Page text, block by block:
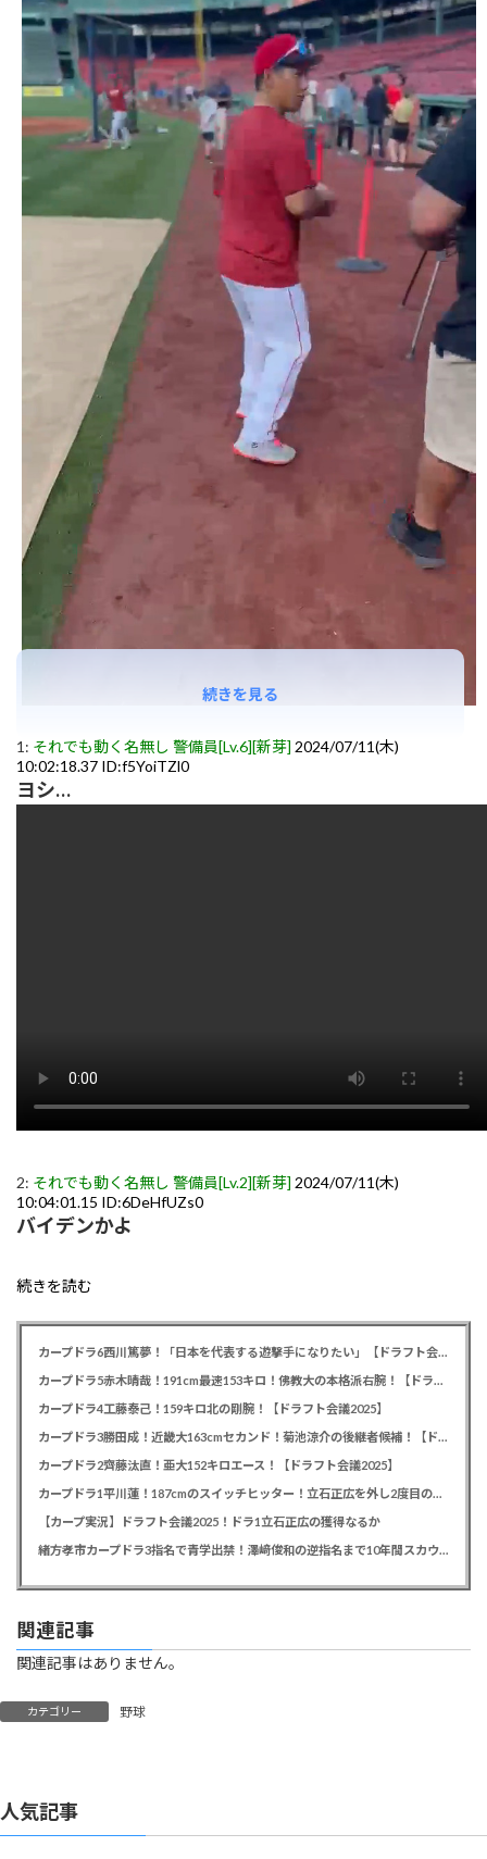
1: それでも動く名無し 警備員[Lv.6][新芽] 2024/07/11(木)
10:02:18.37 ID:f5YoiTZl0
ヨシ…
2: それでも動く名無し 警備員[Lv.2][新芽] 2024/07/11(木)
10:04:01.15 ID:6DeHfUZs0
バイデンかよ
続きを読む
続きを見る
カープドラ4工藤泰己！159キロ北の剛腕！【ドラフト会議2025】
カープドラ2齊藤汰直！亜大152キロエース！【ドラフト会議2025】
【カープ実況】ドラフト会議2025！ドラ1立石正広の獲得なるか
関連記事
関連記事はありません。
カテゴリー 野球
人気記事